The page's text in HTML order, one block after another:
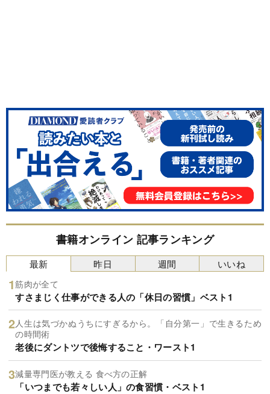
書籍オンライン 記事ランキング
最新
筋肉が全て
すさまじく仕事ができる人の「休日の習慣」ベスト1
人生は気づかぬうちにすぎるから。「自分第一」で生きるため
の時間術
老後にダントツで後悔すること・ワースト1
減量専門医が教える 食べ方の正解
「いつまでも若々しい人」の食習慣・ベスト1
昨日 週間 いいね